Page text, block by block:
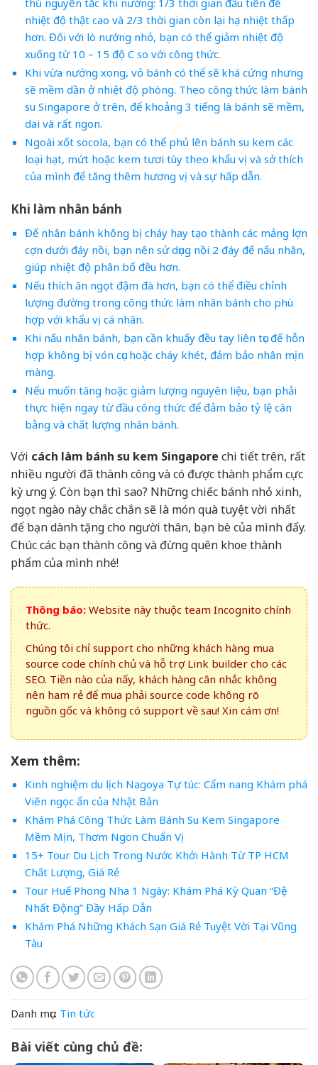
nhiệt độ thật cao và 2/3 thời gian còn lại hạ nhiệt thấp
hơn. Đối với lò nướng nhỏ, bạn có thể giảm nhiệt độ
xuống từ 10 – 15 độ C so với công thức.
Khi vừa nướng xong, vỏ bánh có thể sẽ khá cứng nhưng
sẽ mềm dần ở nhiệt độ phòng. Theo công thức làm bánh
su Singapore ở trên, để khoảng 3 tiếng là bánh sẽ mềm,
dai và rất ngon.
Ngoài xốt socola, bạn có thể phủ lên bánh su kem các
loại hạt, mứt hoặc kem tươi tùy theo khẩu vị và sở thích
của mình để tăng thêm hương vị và sự hấp dẫn.
Khi làm nhân bánh
Để nhân bánh không bị cháy hay tạo thành các mảng lợn
cợn dưới đáy nồi, bạn nên sử dụng nồi 2 đáy để nấu nhân,
giúp nhiệt độ phân bổ đều hơn.
Nếu thích ăn ngọt đậm đà hơn, bạn có thể điều chỉnh
lượng đường trong công thức làm nhân bánh cho phù
hợp với khẩu vị cá nhân.
Khi nấu nhân bánh, bạn cần khuấy đều tay liên tục để hỗn
hợp không bị vón cục hoặc cháy khét, đảm bảo nhân mịn
màng.
Nếu muốn tăng hoặc giảm lượng nguyên liệu, bạn phải
thực hiện ngay từ đầu công thức để đảm bảo tỷ lệ cân
bằng và chất lượng nhân bánh.
Với cách làm bánh su kem Singapore chi tiết trên, rất
nhiều người đã thành công và có được thành phẩm cực
kỳ ưng ý. Còn bạn thì sao? Những chiếc bánh nhỏ xinh,
ngọt ngào này chắc chắn sẽ là món quà tuyệt vời nhất
để bạn dành tặng cho người thân, bạn bè của mình đấy.
Chúc các bạn thành công và đừng quên khoe thành
phẩm của mình nhé!
Thông báo: Website này thuộc team Incognito chính
thức.
Chúng tôi chỉ support cho những khách hàng mua
source code chính chủ và hỗ trợ Link builder cho các
SEO. Tiền nào của nấy, khách hàng cân nhắc không
nên ham rẻ để mua phải source code không rõ
nguồn gốc và không có support về sau! Xin cám ơn!
Xem thêm:
Kinh nghiệm du lịch Nagoya Tự túc: Cẩm nang Khám phá
Viên ngọc ẩn của Nhật Bản
Khám Phá Công Thức Làm Bánh Su Kem Singapore
Mềm Mịn, Thơm Ngon Chuẩn Vị
15+ Tour Du Lịch Trong Nước Khởi Hành Từ TP HCM
Chất Lượng, Giá Rẻ
Tour Huế Phong Nha 1 Ngày: Khám Phá Kỳ Quan “Đệ
Nhất Động” Đầy Hấp Dẫn
Khám Phá Những Khách Sạn Giá Rẻ Tuyệt Vời Tại Vũng
Tàu
Danh mục: Tin tức
Bài viết cùng chủ đề: